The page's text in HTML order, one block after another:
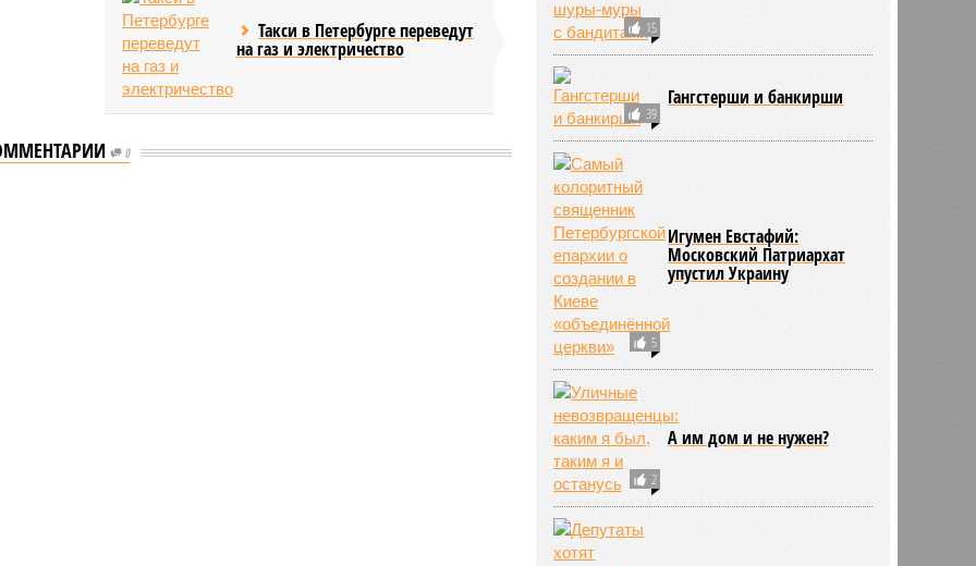
Такси в Петербурге переведут
на газ и электричество
0
15
39
Гангстерши и банкирши
5
Игумен Евстафий:
Московский Патриархат
упустил Украину
2
А им дом и не нужен?